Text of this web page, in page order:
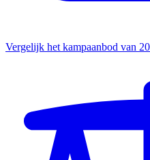
Vergelijk het kampaanbod van